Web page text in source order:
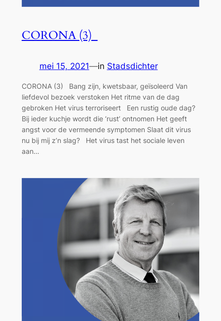
CORONA (3)
mei 15, 2021—in Stadsdichter
CORONA (3) Bang zijn, kwetsbaar, geïsoleerd Van
liefdevol bezoek verstoken Het ritme van de dag
gebroken Het virus terroriseert Een rustig oude dag?
Bij ieder kuchje wordt die ‘rust’ ontnomen Het geeft
angst voor de vermeende symptomen Slaat dit virus
nu bij mij z’n slag? Het virus tast het sociale leven
aan…